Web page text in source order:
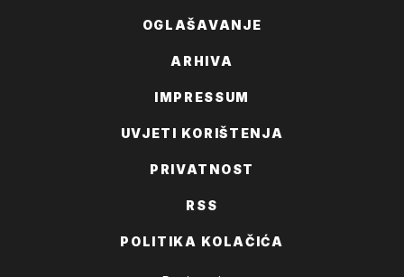
OGLAŠAVANJE
ARHIVA
IMPRESSUM
UVJETI KORIŠTENJA
PRIVATNOST
RSS
POLITIKA KOLAČIĆA